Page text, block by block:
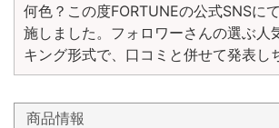
何色？この度FORTUNEの公式SNSに
施しました。フォロワーさんの選ぶ人
キング形式で、口コミと併せて発表
商品情報